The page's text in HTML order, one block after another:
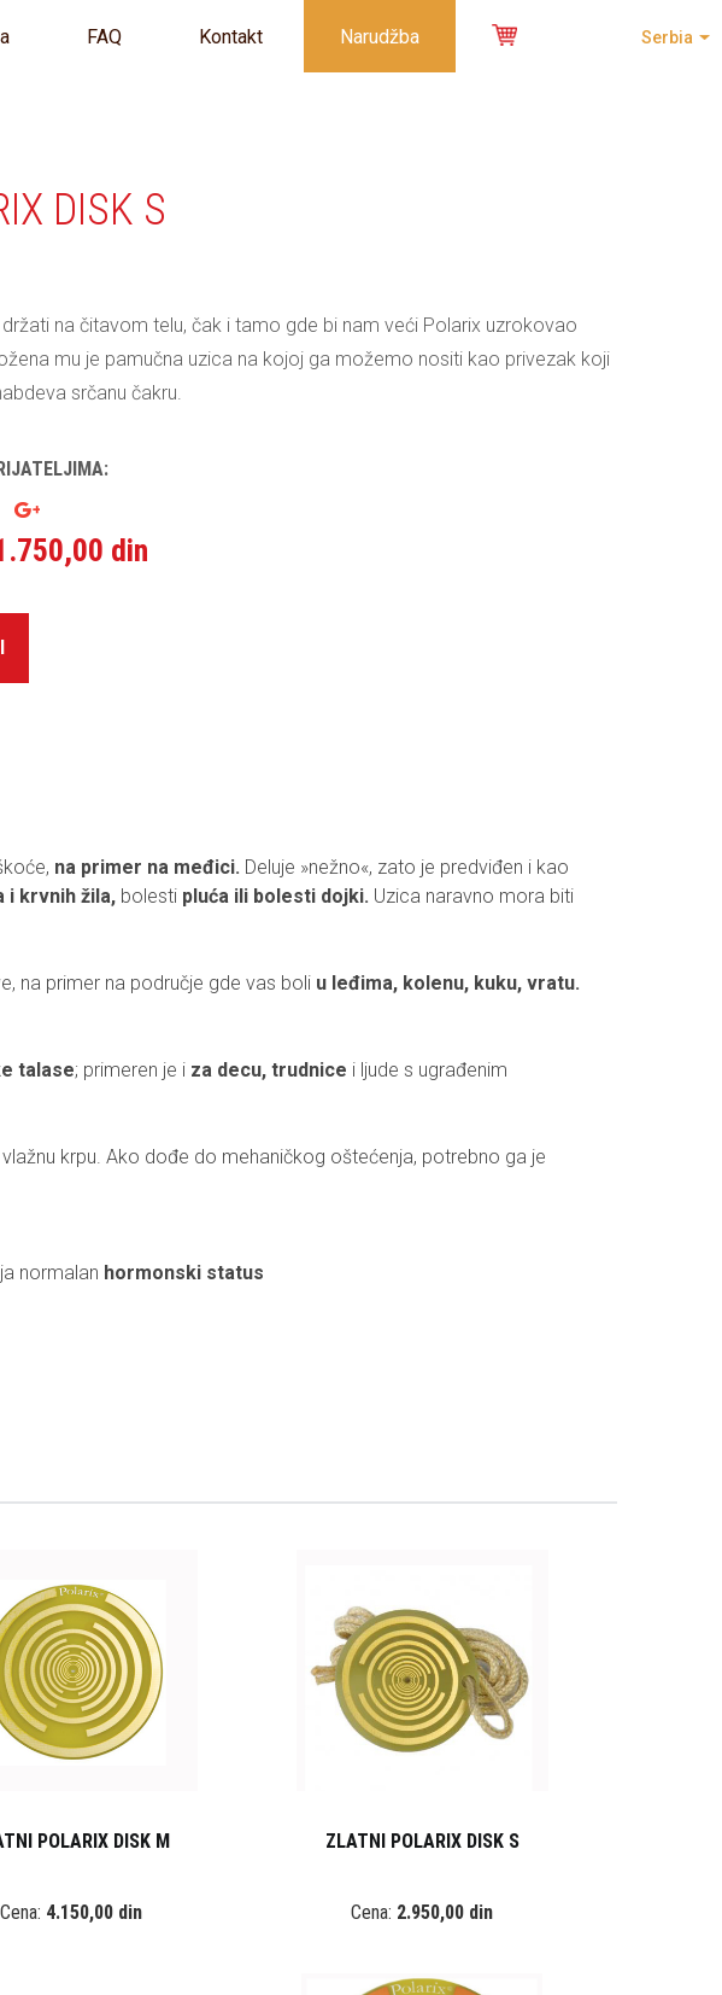
Serbia
FAQ Kontakt Narudžba
DISK S
na čitavom telu, čak i tamo gde bi nam veći Polarix uzrokovao
mu je pamučna uzica na kojoj ga možemo nositi kao privezak koji
srčanu čakru.
din
na primer na međici. Deluje »nežno«, zato je predviđen i kao
i krvnih žila, bolesti pluća ili bolesti dojki. Uzica naravno mora biti
na primer na područje gde vas boli u leđima, kolenu, kuku, vratu.
talase; primeren je i za decu, trudnice i ljude s ugrađenim
krpu. Ako dođe do mehaničkog oštećenja, potrebno ga je
normalan hormonski status
POLARIX DISK M
Cena: 4.150,00 din
ZLATNI POLARIX DISK S
Cena: 2.950,00 din